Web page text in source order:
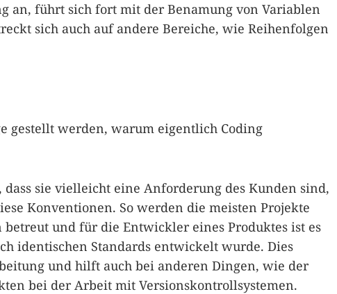
an, führt sich fort mit der Benamung von Variablen
sich auch auf andere Bereiche, wie Reihenfolgen
gestellt werden, warum eigentlich Coding
sie vielleicht eine Anforderung des Kunden sind,
Konventionen. So werden die meisten Projekte
und für die Entwickler eines Produktes ist es
identischen Standards entwickelt wurde. Dies
und hilft auch bei anderen Dingen, wie der
bei der Arbeit mit Versionskontrollsystemen.